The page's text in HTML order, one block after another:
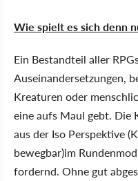
Wie spielt es sich denn
Ein Bestandteil aller
Auseinandersetzungen,
Kreaturen oder
eine aufs Maul gebt. Die
aus der Iso Perspektive
bewegbar)im
fordernd. Ohne gut